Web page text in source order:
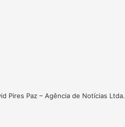
Pires Paz – Agência de Notícias Ltda.